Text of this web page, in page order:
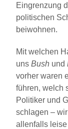
Eingrenzung
politischen
beiwohnen.
Mit welchen
unsBush und
vorher waren
führen, welch
Politiker und
schlagen –
allenfalls